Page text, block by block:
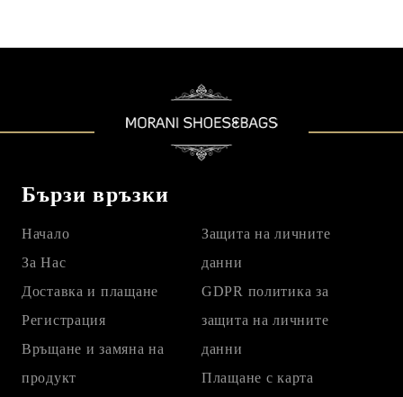
Бързи връзки
Начало
За Нас
Доставка и плащане
Регистрация
Връщане и замяна на
продукт
Защита на личните
данни
GDPR политика за
защита на личните
данни
Плащане с карта